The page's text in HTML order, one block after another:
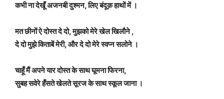
कभी ना देखूँ अजनबी दुश्मन, लिए बंदूक़ हाथों में ।
मत छीनों ऐ दोस्त दे दो, मुझको मेरे खेल खिलौने ,
दे दो मुझे किताबें मेरी, और दे दो मेरे स्वप्न सलोने ।
चाहूँ मैं अपने यार दोस्त के साथ घूमना फिरना,
सुबह सवेरे हँसते खेलते सूरज के साथ स्कूल जाना ।